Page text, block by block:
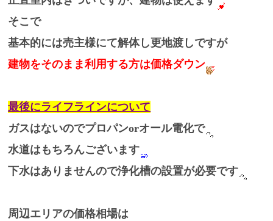
そこで
基本的には売主様にて解体し更地渡しですが
建物をそのまま利用する方は価格ダウン
最後にライフラインについて
ガスはないのでプロパンorオール電化で
水道はもちろんございます
下水はありませんので浄化槽の設置が必要です
周辺エリアの価格相場は